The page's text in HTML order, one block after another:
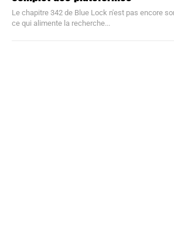
Le chapitre 342 de Blue Lock n'est pas encore
ce qui alimente la recherche...